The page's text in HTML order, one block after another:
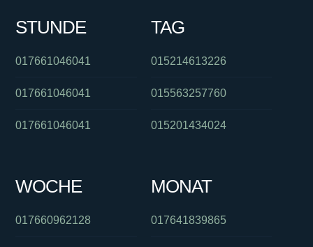
STUNDE
017661046041
017661046041
017661046041
TAG
015214613226
015563257760
015201434024
WOCHE
017660962128
MONAT
017641839865